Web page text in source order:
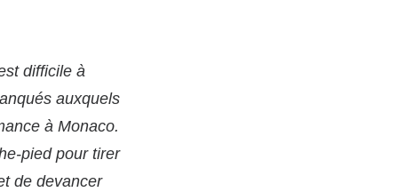
difficile à
auxquels
à Monaco.
pied pour tirer
de devancer